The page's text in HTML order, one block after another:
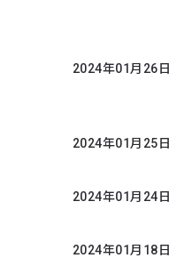
2024年01月26日
2024年01月25日
2024年01月24日
2024年01月18日